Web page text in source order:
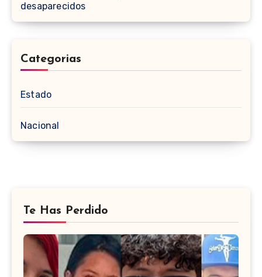
desaparecidos
Categorias
Estado
Nacional
Te Has Perdido